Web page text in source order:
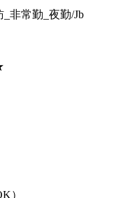
非常勤_夜勤/Jb
）